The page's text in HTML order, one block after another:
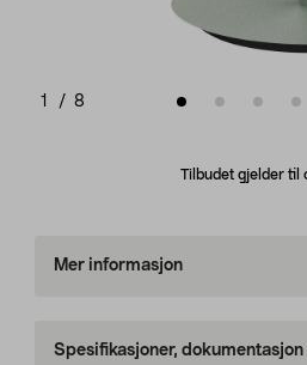
1 / 8
Tilbudet gjelder til
Mer informasjon
Spesifikasjoner,